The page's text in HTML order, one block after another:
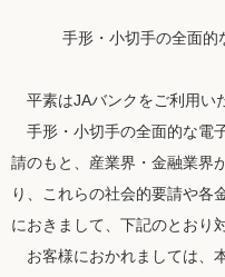
手形・小切手の全面的
平素はJAバンクをご利用い
手形・小切手の全面的な電
請のもと、産業界・金融業界
り、これらの社会的要請や各
におきまして、下記のとおり
お客様におかれましては、